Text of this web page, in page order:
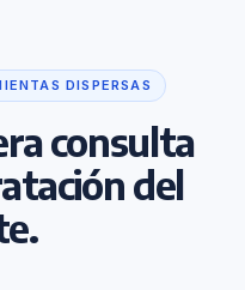
DISPERSAS
consulta
del